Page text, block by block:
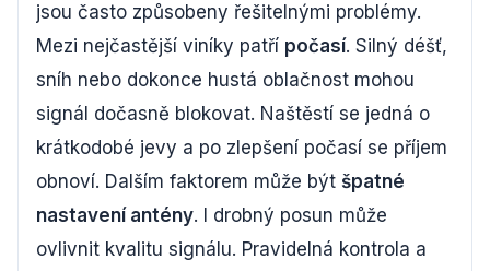
jsou často způsobeny řešitelnými problémy.
Mezi nejčastější viníky patří počasí. Silný déšť,
sníh nebo dokonce hustá oblačnost mohou
signál dočasně blokovat. Naštěstí se jedná o
krátkodobé jevy a po zlepšení počasí se příjem
obnoví. Dalším faktorem může být špatné
nastavení antény. I drobný posun může
ovlivnit kvalitu signálu. Pravidelná kontrola a